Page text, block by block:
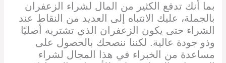
بما أنك تدفع الكثير من المال لشراء الزعفران
بالجملة، عليك الانتباه إلى العديد من النقاط عند
الشراء حتى يكون الزعفران الذي تشتريه أصليًا
وذو جودة عالية. لكننا ننصحك بالحصول على
مساعدة من الخبراء في هذا المجال لشراء